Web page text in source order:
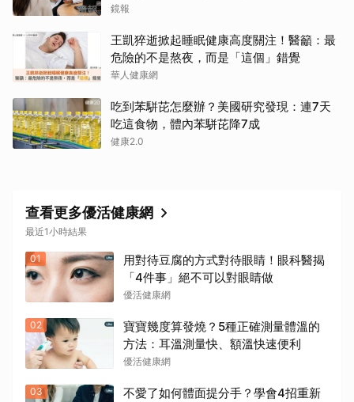
鏡報
王凱猝逝掀起睡眠健康高度關注！醫籲：最
危險的不是熬夜，而是「這個」錯覺
華人健康網
吃到苯駢芘怎麼辦？美國研究發現：連7天
吃這食物，體內苯駢芘降7成
健康2.0
查看更多優活健康網
最近1小時結果
01
用對待豆腐的方式對待眼睛！眼科醫揭
「4件事」絕不可以對眼睛做
優活健康網
02
寶寶幾度算發燒？5種正確測量體溫的
方法：耳溫測量快、額溫快速便利
優活健康網
03
不愛了如何體面提分手？學會4招重新